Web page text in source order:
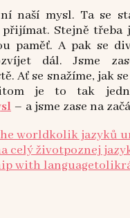
naší mysl. Ta se
Stejně třeba
paměť. A pak se
dál. Jsme
Ať se snažíme, jak
je to tak
– a jsme zase na
worldkolik jazyků
celý životpoznej
with language